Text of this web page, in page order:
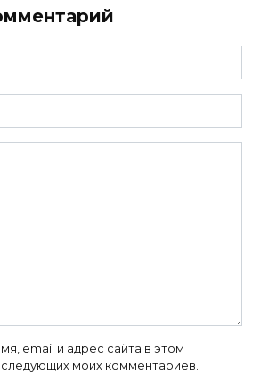
email и адрес сайта в этом
моих комментариев.